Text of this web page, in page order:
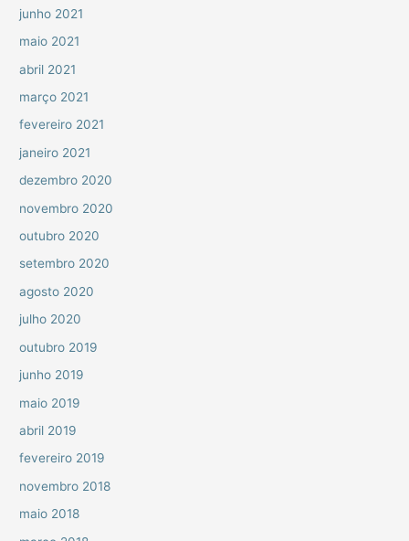
junho 2021
maio 2021
abril 2021
março 2021
fevereiro 2021
janeiro 2021
dezembro 2020
novembro 2020
outubro 2020
setembro 2020
agosto 2020
julho 2020
outubro 2019
junho 2019
maio 2019
abril 2019
fevereiro 2019
novembro 2018
maio 2018